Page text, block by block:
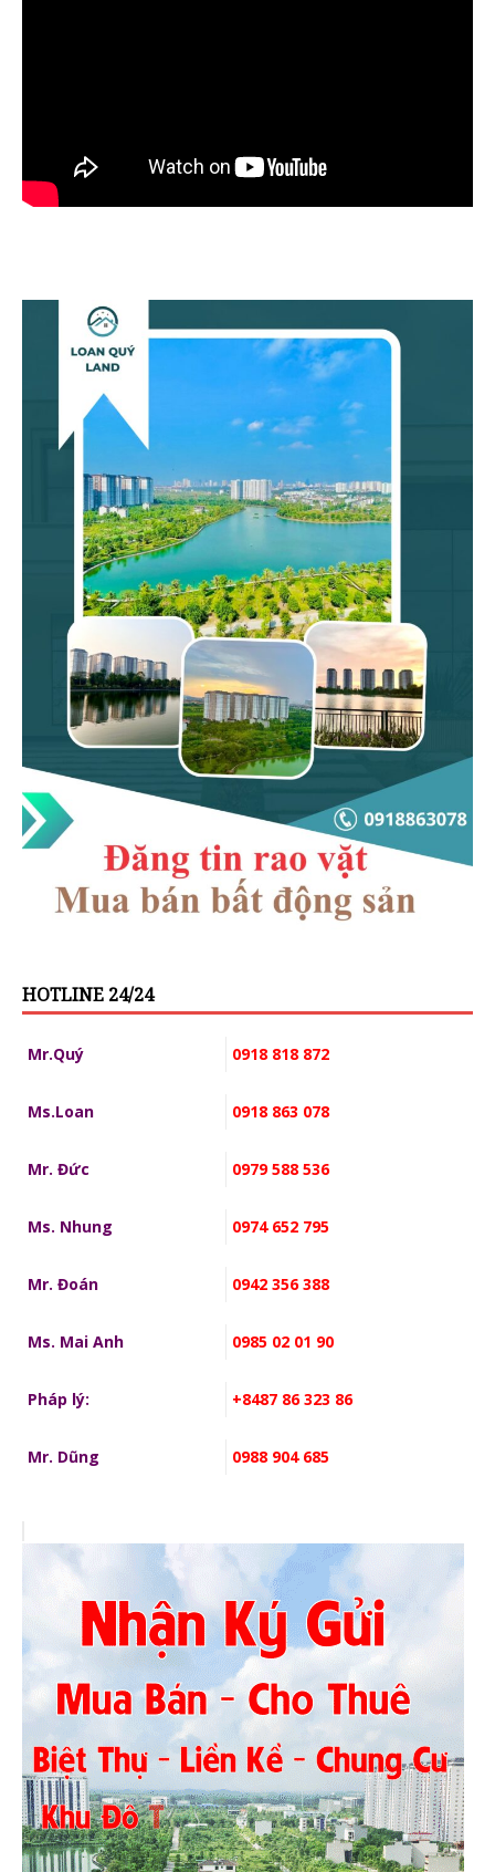
HOTLINE 24/24
Mr.Quý 0918 818 872
Ms.Loan 0918 863 078
Mr. Đức 0979 588 536
Ms. Nhung 0974 652 795
Mr. Đoán 0942 356 388
Ms. Mai Anh 0985 02 01 90
Pháp lý: +8487 86 323 86
Mr. Dũng 0988 904 685